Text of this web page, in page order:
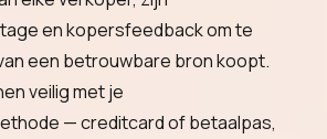
en kopersfeedback om te
een betrouwbare bron koopt.
veilig met je
— creditcard of betaalpas,